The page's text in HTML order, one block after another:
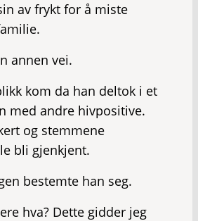
av frykt for å miste
annen vei.
kom da han deltok i et
med andre hivpositive.
og stemmene
bli gjenkjent.
bestemte han seg.
hva? Dette gidder jeg